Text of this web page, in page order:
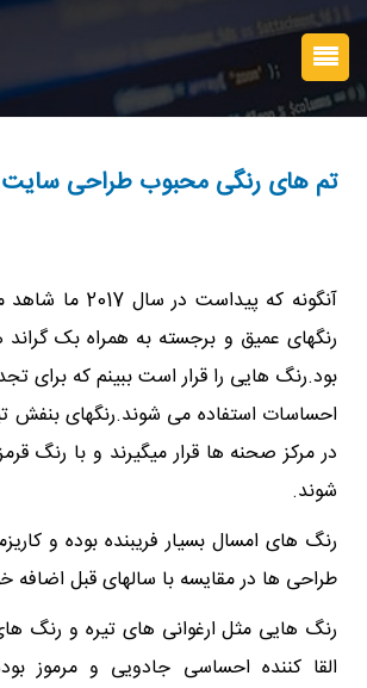
تم های رنگی محبوب طراحی سایت در
آنگونه که پیداست
رنگهای عمیق و برجسته به همراه بک
بود.رنگ هایی را قرار است ببینم که برای
احساسات استفاده می شوند.رنگهای بنفش
در مرکز صحنه ها قرار میگیرند و با رنگ
شوند.
رنگ های امسال بسیار فریبنده بوده و
طراحی ها در مقایسه با سالهای قبل اضافه
رنگ هایی مثل ارغوانی های تیره و رنگ
القا کننده احساسی جادویی و مرموز